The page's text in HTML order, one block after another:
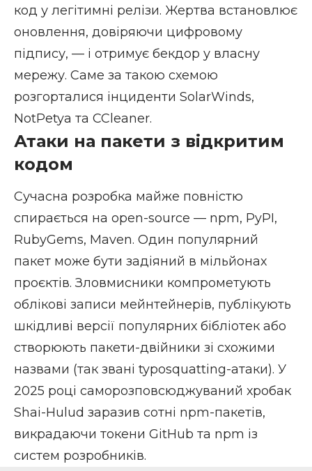
код у легітимні релізи. Жертва встановлює
оновлення, довіряючи цифровому
підпису, — і отримує бекдор у власну
мережу. Саме за такою схемою
розгорталися інциденти SolarWinds,
NotPetya та CCleaner.
Атаки на пакети з відкритим
кодом
Сучасна розробка майже повністю
спирається на open-source — npm, PyPI,
RubyGems, Maven. Один популярний
пакет може бути задіяний в мільйонах
проєктів. Зловмисники компрометують
облікові записи мейнтейнерів, публікують
шкідливі версії популярних бібліотек або
створюють пакети-двійники зі схожими
назвами (так звані typosquatting-атаки). У
2025 році саморозповсюджуваний хробак
Shai-Hulud заразив сотні npm-пакетів,
викрадаючи токени GitHub та npm із
систем розробників.